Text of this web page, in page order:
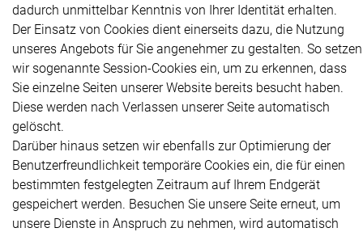
dadurch unmittelbar Kenntnis von Ihrer Identität erhalten.
Der Einsatz von Cookies dient einerseits dazu, die Nutzung
unseres Angebots für Sie angenehmer zu gestalten. So setzen
wir sogenannte Session-Cookies ein, um zu erkennen, dass
Sie einzelne Seiten unserer Website bereits besucht haben.
Diese werden nach Verlassen unserer Seite automatisch
gelöscht.
Darüber hinaus setzen wir ebenfalls zur Optimierung der
Benutzerfreundlichkeit temporäre Cookies ein, die für einen
bestimmten festgelegten Zeitraum auf Ihrem Endgerät
gespeichert werden. Besuchen Sie unsere Seite erneut, um
unsere Dienste in Anspruch zu nehmen, wird automatisch